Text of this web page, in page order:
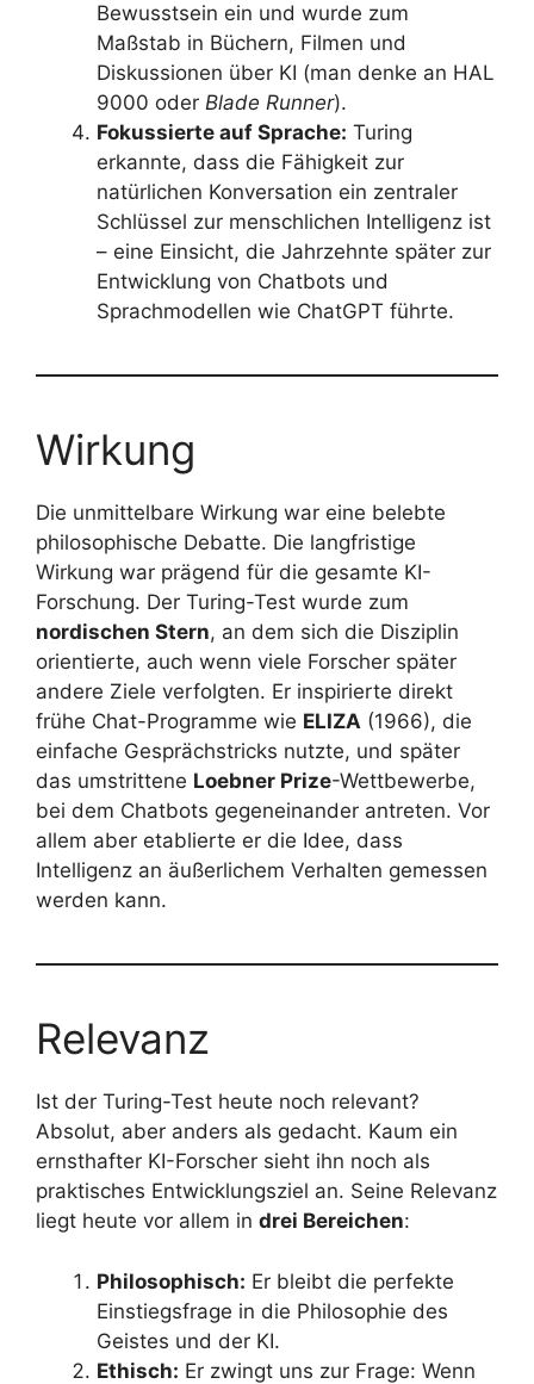
Bewusstsein ein und wurde zum
Maßstab in Büchern, Filmen und
Diskussionen über KI (man denke an HAL
9000 oder Blade Runner).
Fokussierte auf Sprache: Turing
erkannte, dass die Fähigkeit zur
natürlichen Konversation ein zentraler
Schlüssel zur menschlichen Intelligenz ist
– eine Einsicht, die Jahrzehnte später zur
Entwicklung von Chatbots und
Sprachmodellen wie ChatGPT führte.
Wirkung
Die unmittelbare Wirkung war eine belebte
philosophische Debatte. Die langfristige
Wirkung war prägend für die gesamte KI-
Forschung. Der Turing-Test wurde zum
nordischen Stern, an dem sich die Disziplin
orientierte, auch wenn viele Forscher später
andere Ziele verfolgten. Er inspirierte direkt
frühe Chat-Programme wie ELIZA (1966), die
einfache Gesprächstricks nutzte, und später
das umstrittene Loebner Prize-Wettbewerbe,
bei dem Chatbots gegeneinander antreten. Vor
allem aber etablierte er die Idee, dass
Intelligenz an äußerlichem Verhalten gemessen
werden kann.
Relevanz
Ist der Turing-Test heute noch relevant?
Absolut, aber anders als gedacht. Kaum ein
ernsthafter KI-Forscher sieht ihn noch als
praktisches Entwicklungsziel an. Seine Relevanz
liegt heute vor allem in drei Bereichen:
Philosophisch: Er bleibt die perfekte
Einstiegsfrage in die Philosophie des
Geistes und der KI.
Ethisch: Er zwingt uns zur Frage: Wenn